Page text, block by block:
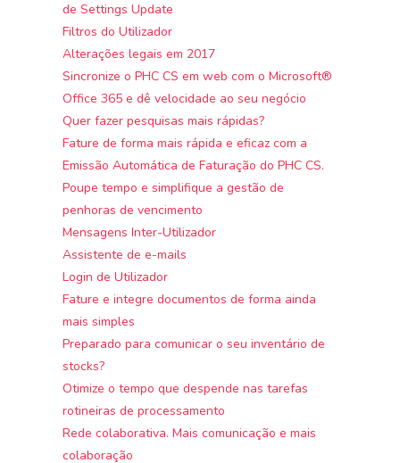
de Settings Update
Filtros do Utilizador
Alterações legais em 2017
Sincronize o PHC CS em web com o Microsoft®
Office 365 e dê velocidade ao seu negócio
Quer fazer pesquisas mais rápidas?
Fature de forma mais rápida e eficaz com a
Emissão Automática de Faturação do PHC CS.
Poupe tempo e simplifique a gestão de
penhoras de vencimento
Mensagens Inter-Utilizador
Assistente de e-mails
Login de Utilizador
Fature e integre documentos de forma ainda
mais simples
Preparado para comunicar o seu inventário de
stocks?
Otimize o tempo que despende nas tarefas
rotineiras de processamento
Rede colaborativa. Mais comunicação e mais
colaboração